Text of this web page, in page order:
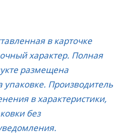
в карточке
характер. Полная
размещена
упаковке. Производитель
в характеристики,
без